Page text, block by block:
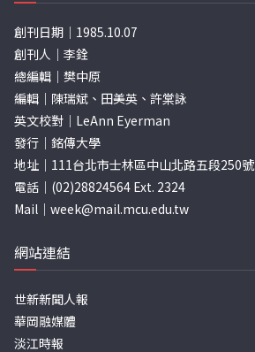
創刊日期｜1985.10.07
創刊人｜李銓
總編輯｜樊中原
編輯｜陳瑞斌、田美英、許棠詠
英文校對｜LeAnn Eyerman
發行｜銘傳大學
地址｜111台北市士林區中山北路五段250號
電話｜(02)28824564 Ext. 2324
Mail｜ week@mail.mcu.edu.tw
網站連結
世新新聞人報
華岡融媒體
淡江時報